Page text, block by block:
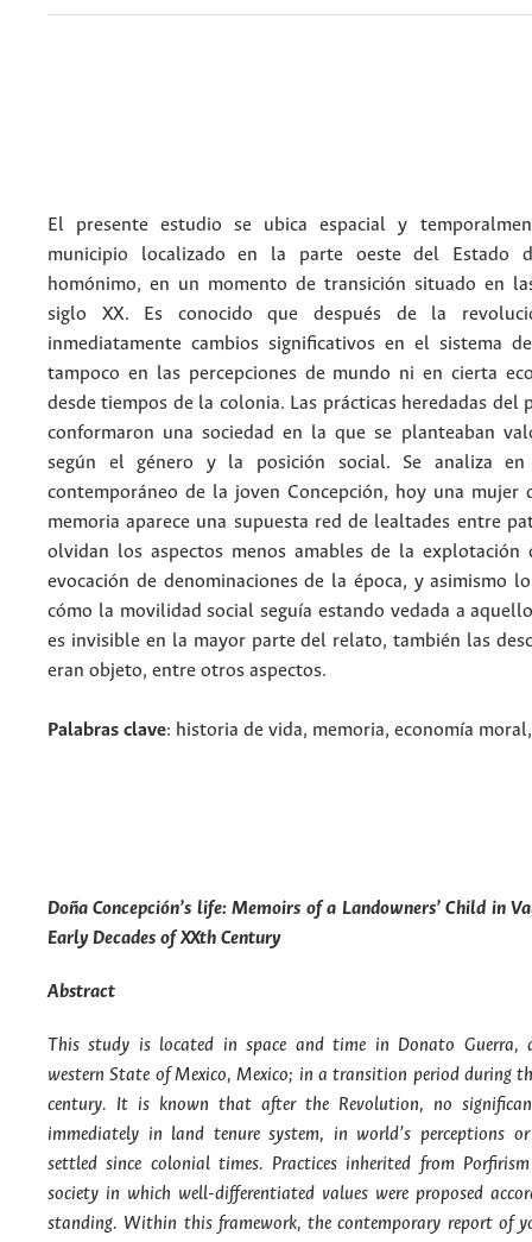
El presente estudio se ubica espacial y
municipio localizado en la parte oeste del Estado
homónimo, en un momento de transición situado en
siglo XX. Es conocido que después de la
inmediatamente cambios significativos en el sistema
tampoco en las percepciones de mundo ni en cierta
desde tiempos de la colonia. Las prácticas heredadas del
conformaron una sociedad en la que se planteaban
según el género y la posición social. Se analiza
contemporáneo de la joven Concepción, hoy una mujer
memoria aparece una supuesta red de lealtades entre
olvidan los aspectos menos amables de la explotación
evocación de denominaciones de la época, y asimismo
cómo la movilidad social seguía estando vedada a
es invisible en la mayor parte del relato, también las
eran objeto, entre otros aspectos.
Palabras clave: historia de vida, memoria, economía
Doña Concepción’s life: Memoirs of a Landowners’ Child in
Early Decades of XXth Century
Abstract
This study is located in space and time in Donato Guerra,
western State of Mexico, Mexico; in a transition period during
century. It is known that after the Revolution, no
immediately in land tenure system, in world’s perceptions
settled since colonial times. Practices inherited from
society in which well-differentiated values were proposed
standing. Within this framework, the contemporary report of